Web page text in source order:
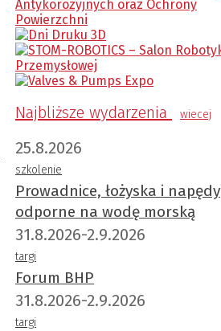
Najbliższe wydarzenia wiecej
25.8.2026
szkolenie
Prowadnice, łożyska i napędy
odporne na wodę morską
31.8.2026-2.9.2026
targi
Forum BHP
31.8.2026-2.9.2026
targi